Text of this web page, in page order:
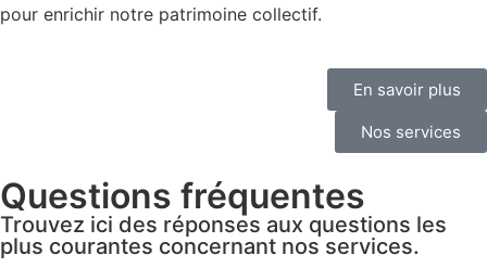
pour enrichir notre patrimoine collectif.
En savoir plus
Nos services
Questions fréquentes
Trouvez ici des réponses aux questions les
plus courantes concernant nos services.